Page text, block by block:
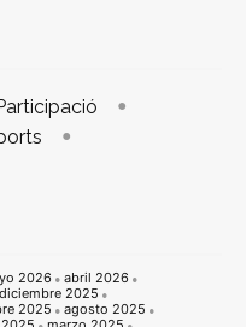
2026
abril 2026
diciembre 2025
2025
agosto 2025